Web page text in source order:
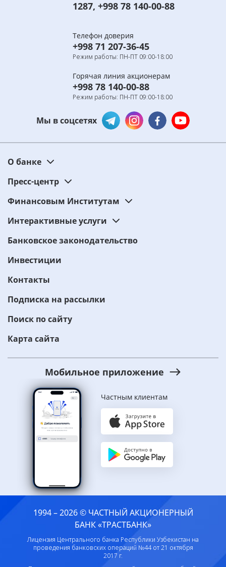
1287, +998 78 140-00-88
Телефон доверия
+998 71 207-36-45
Режим работы: ПН-ПТ 09:00-18:00
Горячая линия акционерам
+998 78 140-00-88
Режим работы: ПН-ПТ 09:00-18:00
Мы в соцсетях
О банке
Пресс-центр
Финансовым Институтам
Интерактивные услуги
Банковское законодательство
Инвестиции
Контакты
Подписка на рассылки
Поиск по сайту
Карта сайта
Мобильное приложение
Частным клиентам
1994 – 2026 © ЧАСТНЫЙ АКЦИОНЕРНЫЙ
БАНК «ТРАСТБАНК»
Лицензия Центрального банка Республики Узбекистан на
проведения банковских операций №44 от 21 октября
2017 г.